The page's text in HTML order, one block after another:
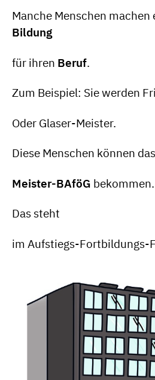
Manche Menschen machen
Bildung
für ihren Beruf.
Zum Beispiel: Sie werden
Oder Glaser-Meister.
Diese Menschen können das
Meister-BAföG bekommen.
Das steht
im Aufstiegs-Fortbildungs-